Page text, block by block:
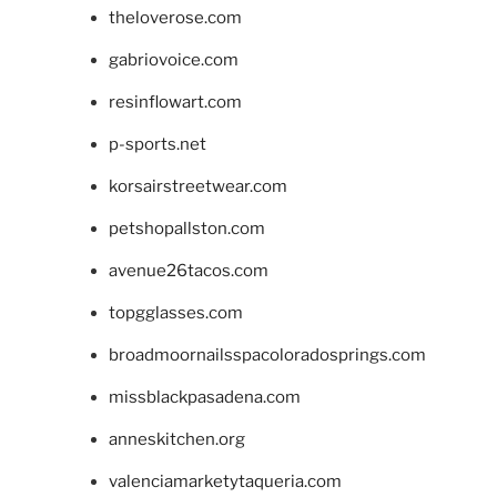
theloverose.com
gabriovoice.com
resinflowart.com
p-sports.net
korsairstreetwear.com
petshopallston.com
avenue26tacos.com
topgglasses.com
broadmoornailsspacoloradosprings.com
missblackpasadena.com
anneskitchen.org
valenciamarketytaqueria.com